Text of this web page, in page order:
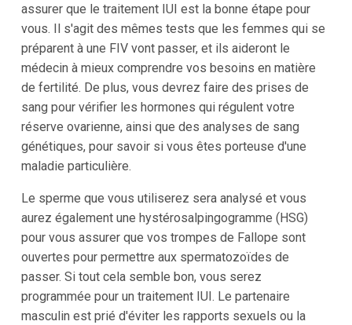
assurer que le traitement IUI est la bonne étape pour
vous. Il s'agit des mêmes tests que les femmes qui se
préparent à une FIV vont passer, et ils aideront le
médecin à mieux comprendre vos besoins en matière
de fertilité. De plus, vous devrez faire des prises de
sang pour vérifier les hormones qui régulent votre
réserve ovarienne, ainsi que des analyses de sang
génétiques, pour savoir si vous êtes porteuse d'une
maladie particulière.
Le sperme que vous utiliserez sera analysé et vous
aurez également une hystérosalpingogramme (HSG)
pour vous assurer que vos trompes de Fallope sont
ouvertes pour permettre aux spermatozoïdes de
passer. Si tout cela semble bon, vous serez
programmée pour un traitement IUI. Le partenaire
masculin est prié d'éviter les rapports sexuels ou la